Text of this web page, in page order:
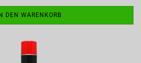
IN DEN WARENKORB